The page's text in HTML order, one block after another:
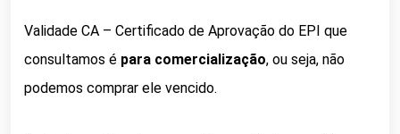
Validade CA – Certificado de Aprovação do EPI que
consultamos é para comercialização, ou seja, não
podemos comprar ele vencido.